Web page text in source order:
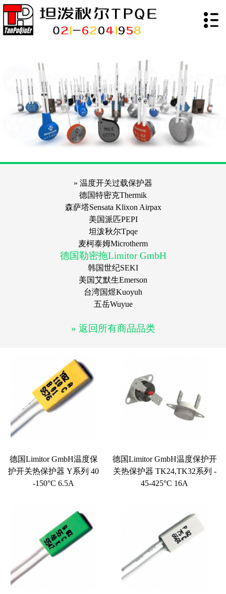
» 温度开关过载保护器
德国特密克Thermik
森萨塔Sensata Klixon Airpax
美国派匹PEPI
坦泼秋尔Tpqe
麦柯泰姆Microtherm
德国勒密拖Limitor GmbH
韩国世纪SEKI
美国艾默生Emerson
台湾国煜Kuoyuh
五岳Wuyue
» 返回所有商品品类
德国Limitor GmbH温度保
护开关热保护器 Y系列 40
-150°C 6.5A
德国Limitor GmbH温度保护开
关热保护器 TK24,TK32系列 -
45-425°C 16A